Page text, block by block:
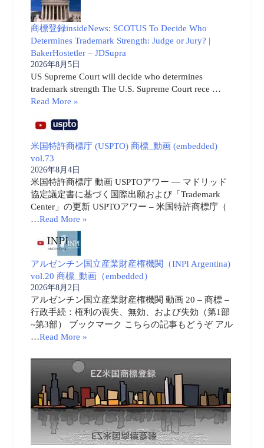
商標登録insideNews: SCOTUS To Decide Who
Determines Trademark Strength: Judge or Jury? |
BakerHostetler – JDSupra
2026年8月5日
US Supreme Court will decide who determines
trademark strength The U.S. Supreme Court rece …
Read More »
米国特許商標庁 (USPTO) 商標_動画 (embedded)
vol.73
2026年8月4日
米国特許商標庁 動画 USPTOアワー ― マドリッド
協定議定書に基づく国際出願および「Trademark
Center」の更新 USPTOアワー – 米国特許商標庁（
…Read More »
アルゼンチン国立産業財産権機関（INPI Argentina)
vol.20 商標_動画（embedded）
2026年8月2日
アルゼンチン国立産業財産権機関 動画 20 – 商標 –
行政手続：権利の喪失、無効、および失効（第1部
~第3部） ブックマーク こちらの記事もどうぞ アル
…Read More »